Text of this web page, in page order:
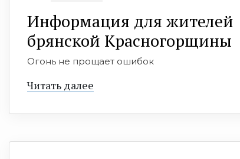
Информация для жителей
брянской Красногорщины
Огонь не прощает ошибок
Читать далее